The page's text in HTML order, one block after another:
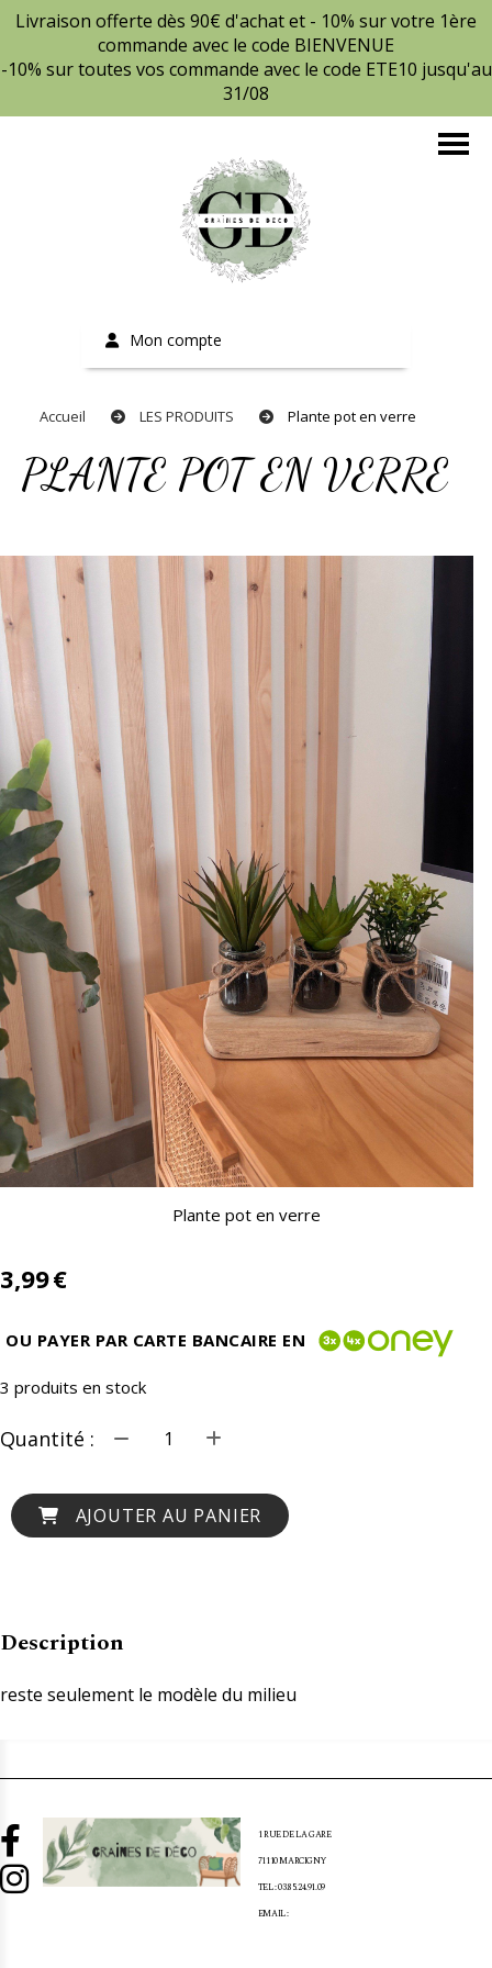
Livraison offerte dès 90€ d'achat et - 10% sur votre 1ère
commande avec le code BIENVENUE
-10% sur toutes vos commande avec le code ETE10 jusqu'au
31/08
Mon compte
Accueil LES PRODUITS Plante pot en verre
PLANTE POT EN VERRE
Plante pot en verre
3,99€
OU PAYER PAR CARTE BANCAIRE EN
3 produits en stock
Quantité :
AJOUTER AU PANIER
Description
reste seulement le modèle du milieu


1 RUE DE LA GARE
71110 MARCIGNY
TEL : 03.85.24.91.09
EMAIL :